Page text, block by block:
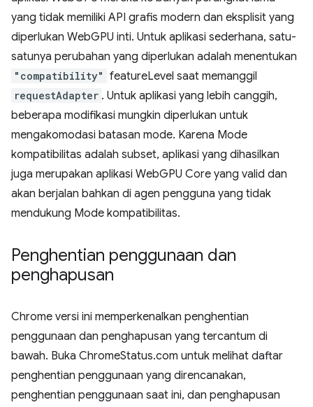
yang tidak memiliki API grafis modern dan eksplisit yang
diperlukan WebGPU inti. Untuk aplikasi sederhana, satu-
satunya perubahan yang diperlukan adalah menentukan
"compatibility" featureLevel saat memanggil
requestAdapter . Untuk aplikasi yang lebih canggih,
beberapa modifikasi mungkin diperlukan untuk
mengakomodasi batasan mode. Karena Mode
kompatibilitas adalah subset, aplikasi yang dihasilkan
juga merupakan aplikasi WebGPU Core yang valid dan
akan berjalan bahkan di agen pengguna yang tidak
mendukung Mode kompatibilitas.
Penghentian penggunaan dan
penghapusan
Chrome versi ini memperkenalkan penghentian
penggunaan dan penghapusan yang tercantum di
bawah. Buka ChromeStatus.com untuk melihat daftar
penghentian penggunaan yang direncanakan,
penghentian penggunaan saat ini, dan penghapusan